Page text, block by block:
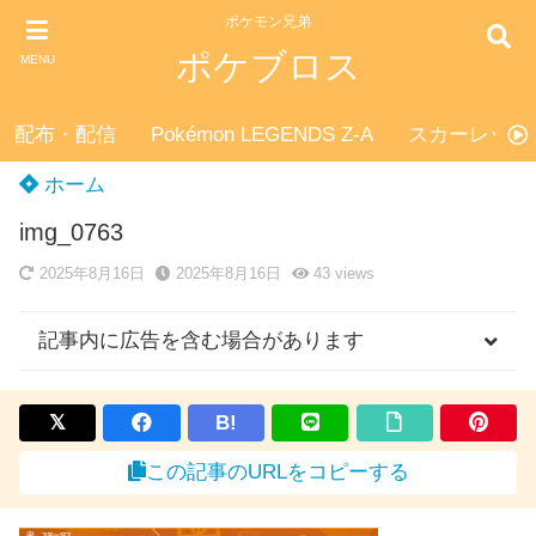
MENU
ポケモン兄弟
ポケブロス
配布・配信 Pokémon LEGENDS Z-A スカーレッ
ホーム
img_0763
2025年8月16日 2025年8月16日 43views
記事内に広告を含む場合があります
B!
この記事のURLをコピーする